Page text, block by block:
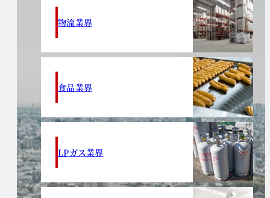
物流業界
食品業界
LPガス業界